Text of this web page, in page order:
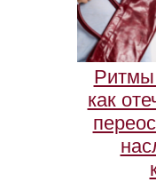
Ритмы
как